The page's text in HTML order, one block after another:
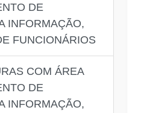
DE
INFORMAÇÃO,
FUNCIONÁRIOS
COM ÁREA
DE
INFORMAÇÃO,